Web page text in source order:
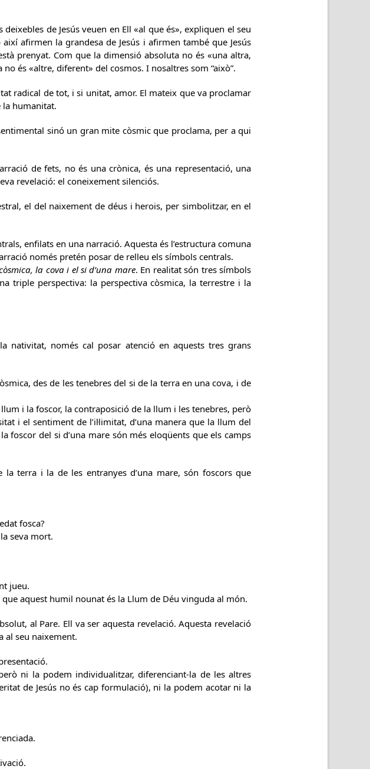
de Jesús veuen en Ell «al que és», expliquen el seu
afirmen la grandesa de Jesús i afirmen també que Jesús
prenyat. Com que la dimensió absoluta no és «una altra,
és «altre, diferent» del cosmos. I nosaltres som “això”.
radical de tot, i si unitat, amor. El mateix que va proclamar
la humanitat.
sinó un gran mite còsmic que proclama, per a qui
de fets, no és una crònica, és una representació, una
revelació: el coneixement silenciós.
el del naixement de déus i herois, per simbolitzar, en el
enfilats en una narració. Aquesta és l’estructura comuna
només pretén posar de relleu els símbols centrals.
la cova i el si d’una mare. En realitat són tres símbols
triple perspectiva: la perspectiva còsmica, la terrestre i la
nativitat, només cal posar atenció en aquests tres grans
des de les tenebres del si de la terra en una cova, i de
i la foscor, la contraposició de la llum i les tenebres, però
i el sentiment de l’il·limitat, d’una manera que la llum del
foscor del si d’una mare són més eloqüents que els camps
terra i la de les entranyes d’una mare, són foscors que
fosca?
seva mort.
jueu.
aquest humil nounat és la Llum de Déu vinguda al món.
al Pare. Ell va ser aquesta revelació. Aquesta revelació
al seu naixement.
ni la podem individualitzar, diferenciant-la de les altres
de Jesús no és cap formulació), ni la podem acotar ni la